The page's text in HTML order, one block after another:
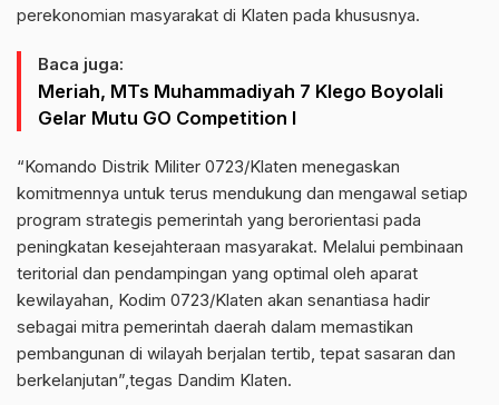
perekonomian masyarakat di Klaten pada khususnya.
Baca juga:
Meriah, MTs Muhammadiyah 7 Klego Boyolali
Gelar Mutu GO Competition I
“Komando Distrik Militer 0723/Klaten menegaskan
komitmennya untuk terus mendukung dan mengawal setiap
program strategis pemerintah yang berorientasi pada
peningkatan kesejahteraan masyarakat. Melalui pembinaan
teritorial dan pendampingan yang optimal oleh aparat
kewilayahan, Kodim 0723/Klaten akan senantiasa hadir
sebagai mitra pemerintah daerah dalam memastikan
pembangunan di wilayah berjalan tertib, tepat sasaran dan
berkelanjutan”,tegas Dandim Klaten.